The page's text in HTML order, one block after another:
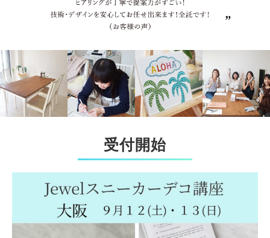
受付開始